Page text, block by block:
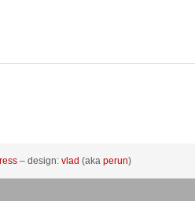
– design: vlad (aka perun)